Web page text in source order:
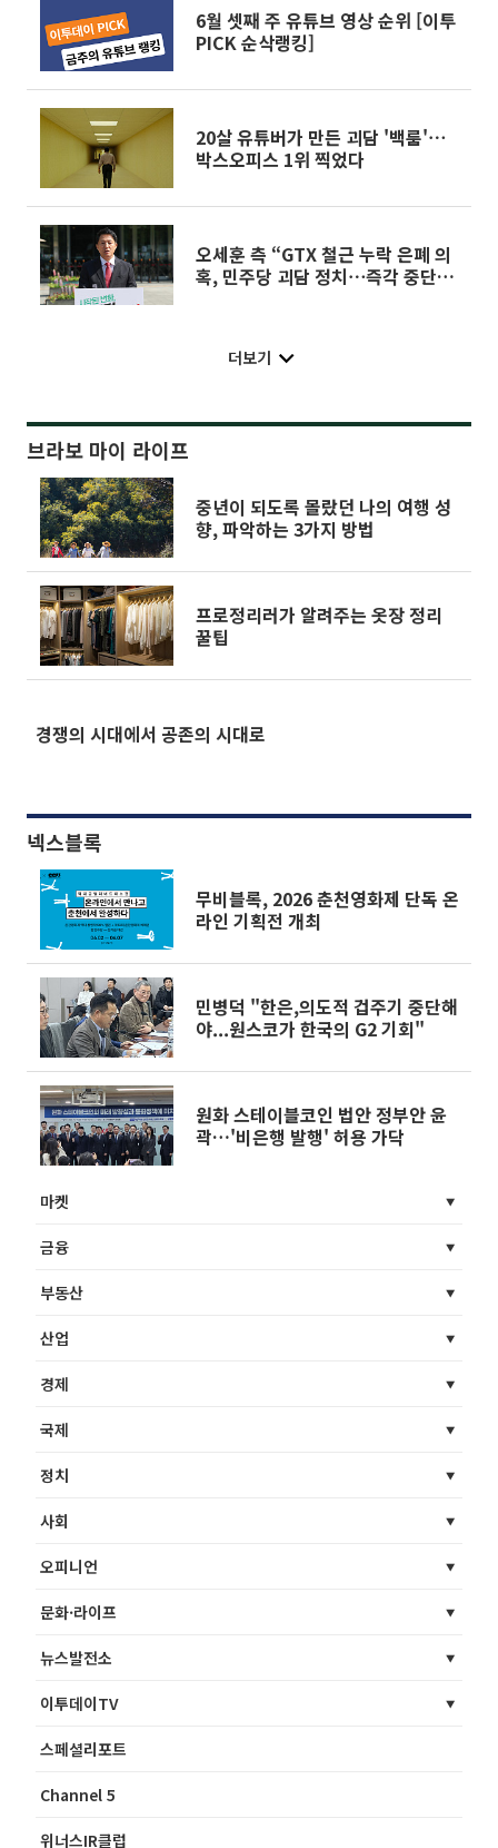
6월 셋째 주 유튜브 영상 순위 [이투
PICK 순삭랭킹]
20살 유튜버가 만든 괴담 '백룸'⋯
박스오피스 1위 찍었다
오세훈 측 “GTX 철근 누락 은폐 의
혹, 민주당 괴담 정치⋯즉각 중단하
더보기
브라보 마이 라이프
중년이 되도록 몰랐던 나의 여행 성
향, 파악하는 3가지 방법
프로정리러가 알려주는 옷장 정리
꿀팁
경쟁의 시대에서 공존의 시대로
넥스블록
무비블록, 2026 춘천영화제 단독 온
라인 기획전 개최
민병덕 "한은,의도적 겁주기 중단해
야...원스코가 한국의 G2 기회"
원화 스테이블코인 법안 정부안 윤
곽…'비은행 발행' 허용 가닥
마켓
금융
부동산
산업
경제
국제
정치
사회
오피니언
문화·라이프
뉴스발전소
이투데이TV
스페셜리포트
Channel 5
위너스IR클럽